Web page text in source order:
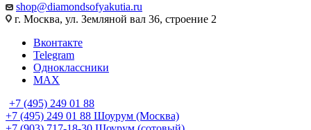
shop@diamondsofyakutia.ru
г. Москва, ул. Земляной вал 36, строение 2
Вконтакте
Telegram
Одноклассники
MAX
+7 (495) 249 01 88
+7 (495) 249 01 88 Шоурум (Москва)